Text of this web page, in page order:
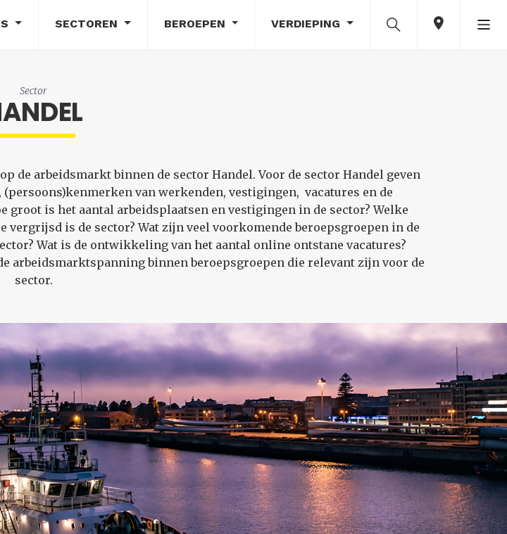
SECTOREN BEROEPEN VERDIEPING
Sector
arbeidsmarkt binnen de sector Handel. Voor de sector Handel geven
van werkenden, vestigingen, vacatures en de
is het aantal arbeidsplaatsen en vestigingen in de sector? Welke
is de sector? Wat zijn veel voorkomende beroepsgroepen in de
Wat is de ontwikkeling van het aantal online ontstane vacatures?
arbeidsmarktspanning binnen beroepsgroepen die relevant zijn voor de
sector.